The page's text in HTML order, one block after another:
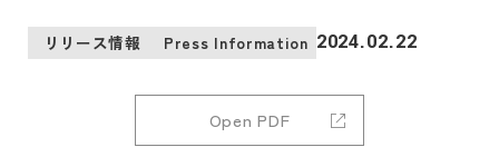
リリース情報 Press Information 2024.02.22
Open PDF